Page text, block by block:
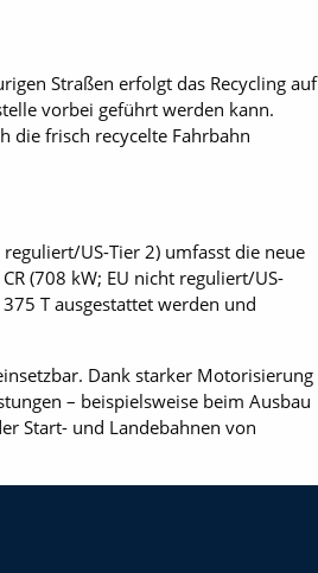
Straßen erfolgt das Recycling auf
vorbei geführt werden kann.
die frisch recycelte Fahrbahn
US-Tier 2) umfasst die neue
(708 kW; EU nicht reguliert/US-
T ausgestattet werden und
Dank starker Motorisierung
– beispielsweise beim Ausbau
Start- und Landebahnen von